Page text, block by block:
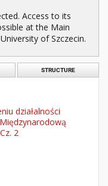
Access to its
at the Main
of Szczecin.
STRUCTURE
działalności
2